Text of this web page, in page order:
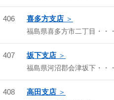
406 喜多方支店
福島県喜多方市二丁目・・・
407 坂下支店
福島県河沼郡会津坂下・・・
408 高田支店